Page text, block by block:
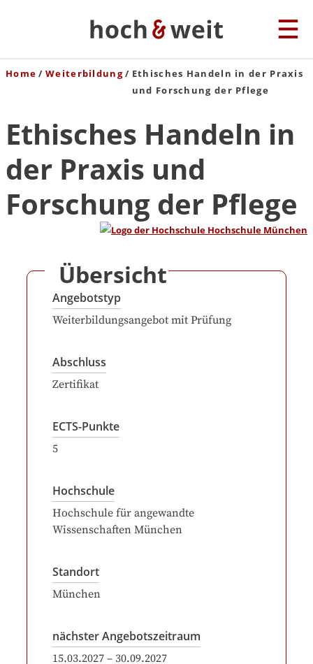
Home Weiterbildung
Ethisches Handeln in der Praxis
und Forschung der Pflege
Ethisches Handeln in
der Praxis und
Forschung der Pflege
Übersicht
Angebotstyp
Weiterbildungsangebot mit Prüfung
Abschluss
Zertifikat
ECTS-Punkte
5
Hochschule
Hochschule für angewandte
Wissenschaften München
Standort
München
nächster Angebotszeitraum
15.03.2027 – 30.09.2027